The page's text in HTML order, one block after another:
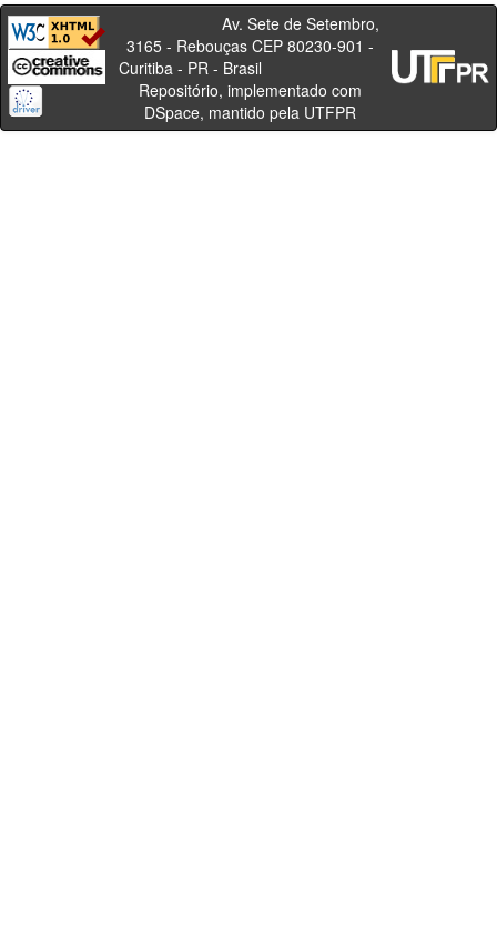
Av. Sete de Setembro,
3165 - Rebouças CEP 80230-901 -
Curitiba - PR - Brasil
Repositório, implementado com
DSpace, mantido pela UTFPR